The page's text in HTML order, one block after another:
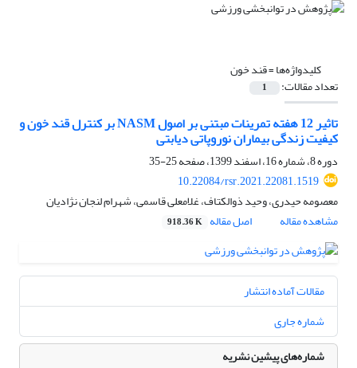
کلیدواژه‌ها =قند خون
تعداد مقالات: 1
تاثیر 12 هفته تمرینات مبتنی بر اصول NASM بر کنترل قند خون و
کیفیت زندگی بیماران نوروپاتی دیابتی
دوره 8، شماره 16، اسفند 1399، صفحه
25-35
10.22084/rsr.2021.22081.1519
معصومه حیدری، وحید ذوالکتاف، غلامعلی قاسمی، شهرام لنجان نژادیان
مشاهده مقاله
اصل مقاله 918.36 K
مقالات آماده انتشار
شماره جاری
شماره‌های پیشین نشریه